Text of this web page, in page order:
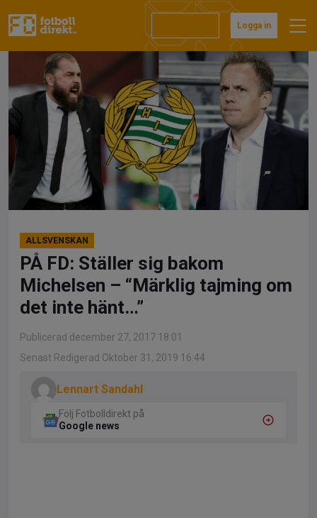
till
Logga in
ALLSVENSKAN
PÅ FD: Ställer sig bakom
Michelsen – “Märklig tajming om
det inte hänt…”
Publicerad december 27, 2017 18:01
Senast Redigerad Oktober 31, 2019 16:44
Lennart Sandahl
Följ Fotbolldirekt på
Google news